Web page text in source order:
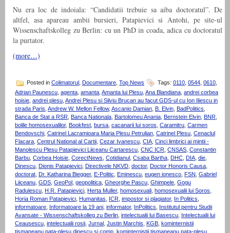
Nu era loc de indoiala: “Candidatii trebuie sa aiba doctoratul”. De
altfel, asa apareau ambii bursieri, Patapievici si Antohi, pe site-ul
Wissenschaftskolleg zu Berlin: cu un PhD in coada, adica cu doctoratul
la purtator.
(more…)
Posted in Colimatorul Documentare Top News Tags: 0110 0544 0610
Adrian Paunescu agenta amanta Amanta lui Plesu Ana Blandiana andrei corbea
hoisie andrei plesu Andrei Plesu si Silviu Brucan au facut GDS-ul cu Ion Iliescu in
strada Paris Andrew W. Mellon Fellow, Ascanio Damian B. Elvin BadPolitics
Banca de Stat a RSR Banca Nationala Bartolomeu Anania Bernstein Elvin BNR
bolile homosexualilor, Bookfest bursa cacanarii lui soros Caramitru Carmen
Bendovschi Catrinel Lacramioara Maria Plesu Petrulian Catrinel Plesu Cenaclul
Flacara Centrul National al Cartii Cezar Ivanescu CIA Cinci limbrici ai mintii -
Manolescu Plesu Patapievici Liiceanu Cartarescu CNC ICR CNSAS Constantin
Barbu Corbea Hoisie CorectNews Cotidianul Csaba Bartha DHC DIA die
Dinescu Dionis Patapievici Directivele NKVD doctor, Doctor Honoris Causa
doctorat Dr. Katharina Biegger, E-Politic Eminescu eugen ionesco FSN Gabriel
Liiceanu GDS GeoPol geopolitica Gheorghe Pascu Ghimpele Gogu
Radulescu H.R. Patapievici Herta Muller, homosexuali homosexualii lui Soros
Horia Roman Patapievici Humanitas ICR impostor si plagiator, In Politics
informatoare Informatoare la 19 ani informator, InPolitics
Institutul pentru Studii
Avansate - Wissenschaftskolleg zu Berlin intelectualii lui Basescu Intelectualii lui
Ceausescu intelectualii rosii Jurnal Justin Marchis KGB kominternistii
tismaneanu pata-plesu dinescu si comp kominternistii tismaneanu pata-plesu